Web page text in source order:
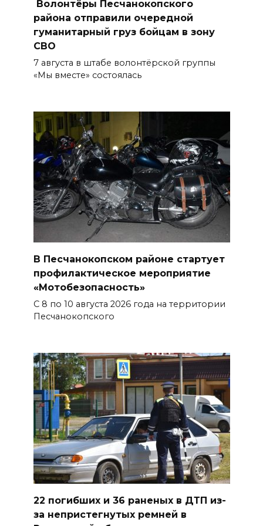
Судьба аварийного особняка
в донской столице
07 августа 2026 18:28
«Метеор» «Андрей Байков»
Меры поддержки после ЧС
07 августа 2026 17:48
На Дону обсудили
взаимодействие участников
избирательного процесса в
период ЕДГ-2026
07 августа 2026 17:14
В Ростове доходный дом
Емельяновых на Большой
Садовой, 94, обследуют
специалисты
Бетон и влага: эксперт ЮФУ
объяснил, почему
ростовчанам тяжело
переносить жару
07 августа 2026 16:30
ВСЕ КАК ЕСТЬ. Исчезающая
Украина. Страна вдов и
07 августа 2026 16:11
Волонтёры Песчанокопского
района отправили очередной
гуманитарный груз бойцам в зону
СВО
7 августа в штабе волонтёрской группы
«Мы вместе» состоялась
В Песчанокопском районе стартует
профилактическое мероприятие
«Мотобезопасность»
С 8 по 10 августа 2026 года на территории
Песчанокопского
22 погибших и 36 раненых в ДТП из-
за непристегнутых ремней в